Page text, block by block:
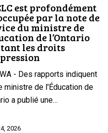
est profondément
par la note de
du ministre de
de l’Ontario
les droits
- Des rapports indiquent
ministre de l'Éducation de
a publié une…
2026